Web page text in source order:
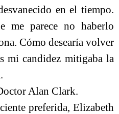
en el tiempo.
me parece no haberlo
Cómo desearía volver
mi candidez mitigaba la
Alan Clark.
preferida, Elizabeth